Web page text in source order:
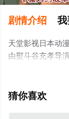
剧情介绍
天堂影视日本动
由熨斗谷充孝导
井广大,石谷春贵
无删减完整版动
猜你喜欢